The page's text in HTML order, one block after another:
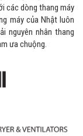
các dòng thang máy
máy của Nhật luôn
nguyên nhân thang
ưa chuộng.